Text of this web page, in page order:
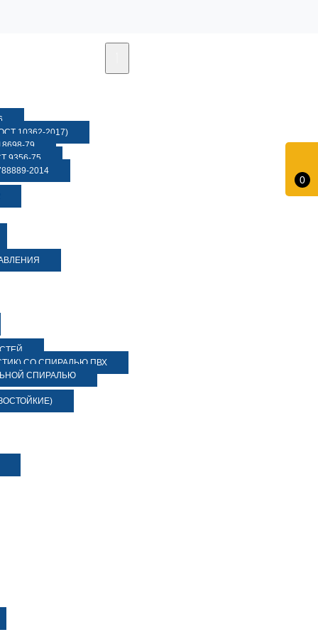
0
10362-2017)
79
9356-75
2014
СО СПИРАЛЬЮ ПВХ
СПИРАЛЬЮ